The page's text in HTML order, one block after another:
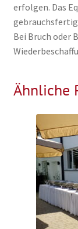
erfolgen. Das
Bei Bruch oder
Ähnliche